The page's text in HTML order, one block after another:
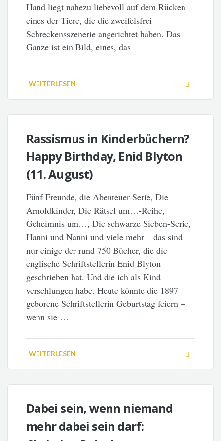
Hand liegt nahezu liebevoll auf dem Rücken
eines der Tiere, die die zweifelsfrei
Schreckensszenerie angerichtet haben. Das
Ganze ist ein Bild, eines, das
WEITERLESEN
Rassismus in Kinderbüchern?
Happy Birthday, Enid Blyton
(11. August)
Fünf Freunde, die Abenteuer-Serie, Die
Arnoldkinder, Die Rätsel um…-Reihe,
Geheimnis um…, Die schwarze Sieben-Serie,
Hanni und Nanni und viele mehr – das sind
nur einige der rund 750 Bücher, die die
englische Schriftstellerin Enid Blyton
geschrieben hat. Und die ich als Kind
verschlungen habe. Heute könnte die 1897
geborene Schriftstellerin Geburtstag feiern –
wenn sie …
WEITERLESEN
Dabei sein, wenn niemand
mehr dabei sein darf: